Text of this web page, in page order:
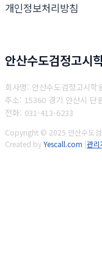
개인정보처리방침
안산수도검정고시
회사명: 안산수도검정고시
주소: 15360 경기 안산시 단
전화: 031-413-6233
Copyright © 2025 안산수도검
Created byYescall.com [관리